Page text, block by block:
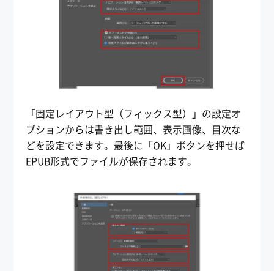
「固定レイアウト型（フィックス型）」の設定オ
プションからは書き出し範囲、表示画像、目次な
どを設定できます。最後に「OK」ボタンを押せば
EPUB形式でファイルが保存されます。